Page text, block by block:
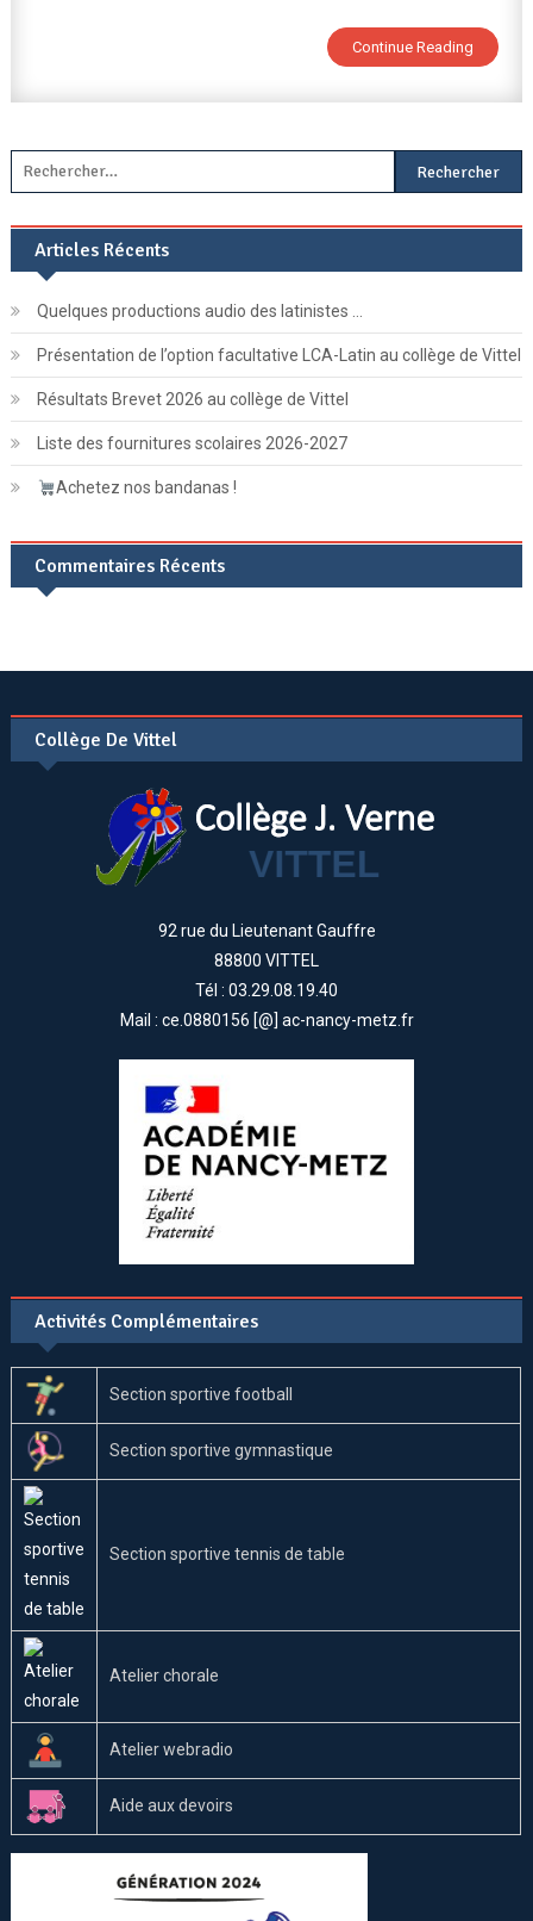
Continue Reading
Rechercher :
Articles Récents
Quelques productions audio des latinistes …
Présentation de l’option facultative LCA-Latin au collège de Vittel
Résultats Brevet 2026 au collège de Vittel
Liste des fournitures scolaires 2026-2027
Achetez nos bandanas !
Commentaires Récents
Collège De Vittel
92 rue du Lieutenant Gauffre
88800 VITTEL
Tél : 03.29.08.19.40
Mail : ce.0880156 [@] ac-nancy-metz.fr
Activités Complémentaires
Section sportive football
Section sportive gymnastique
Section sportive tennis de table
Atelier chorale
Atelier webradio
Aide aux devoirs